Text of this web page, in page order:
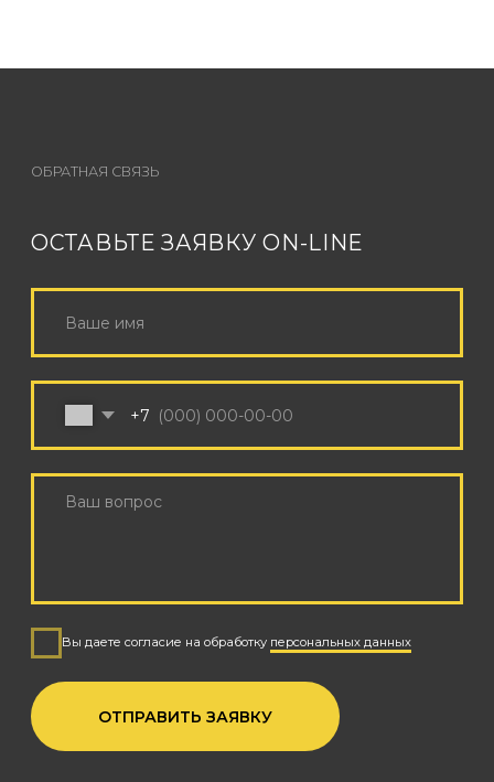
+7 (926) 162-79-34
INFO@SOUNDCHECK.MOSCOW
Режим работы с 9:00 до 21:00 по МСК
Поддержка корпоративных клиентов 24/7
Политика обработки персональных данных
© 2025 SOUNDCHECK